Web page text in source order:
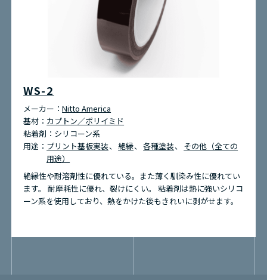
WS-2
メーカー：Nitto America
基材： カプトン／ポリイミド
粘着剤： シリコーン系
用途： プリント基板実装 絶縁 各種塗装
その他（全ての
用途）
絶縁性や耐溶剤性に優れている。また薄く馴染み性に優れてい
ます。 耐摩耗性に優れ、裂けにくい。 粘着剤は熱に強いシリコ
ーン系を使用しており、熱をかけた後もきれいに剥がせます。